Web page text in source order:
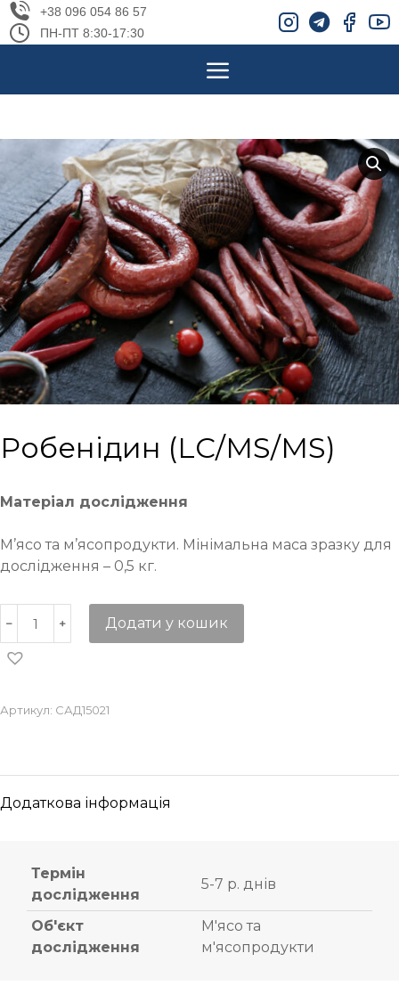
+38 096 054 86 57
ПН-ПТ 8:30-17:30
Робенідин (LC/MS/MS)
Матеріал дослідження
М’ясо та м’ясопродукти. Мінімальна маса зразку для
дослідження – 0,5 кг.
Додати у кошик
Артикул: САД15021
Додаткова інформація
Термін
дослідження
5-7 р. днів
Об'єкт
дослідження
М'ясо та
м'ясопродукти